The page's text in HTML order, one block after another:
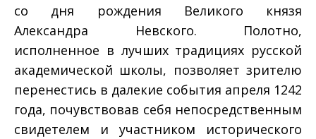
со дня рождения Великого князя
Александра Невского. Полотно,
исполненное в лучших традициях русской
академической школы, позволяет зрителю
перенестись в далекие события апреля 1242
года, почувствовав себя непосредственным
свидетелем и участником исторического